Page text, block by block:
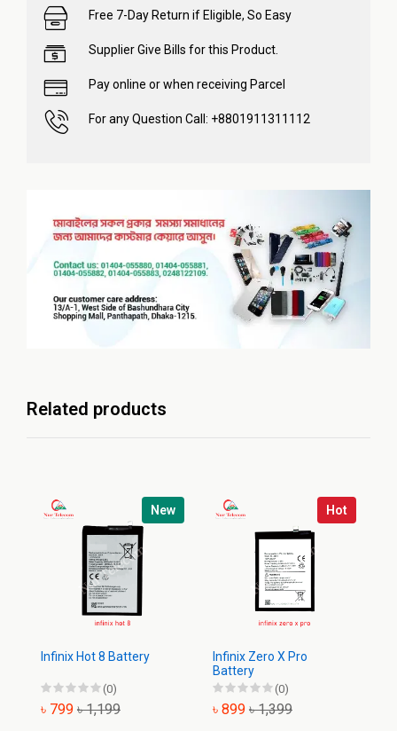
Free 7-Day Return if Eligible, So Easy
Supplier Give Bills for this Product.
Pay online or when receiving Parcel
For any Question Call: +8801911311112
Related products
New
Infinix Hot 8 Battery
(0)
৳ 799 ৳ 1,199
Hot
Infinix Zero X Pro
Battery
(0)
৳ 899 ৳ 1,399